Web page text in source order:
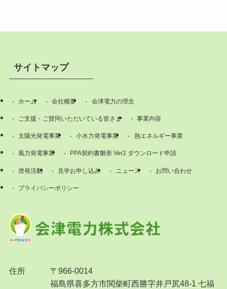
住所
〒966-0014
福島県喜多方市関柴町西勝字井戸尻48-1 七福
サイトマップ
ホーム 会社概要 会津電力の理念
ご支援・ご賛同いただいている皆さま 事業内容
太陽光発電事業 小水力発電事業 熱エネルギー事業
風力発電事業 PPA契約書雛形 Ver2 ダウンロード申請
啓発活動 見学お申し込み ニュース お問い合わせ
プライバシーポリシー